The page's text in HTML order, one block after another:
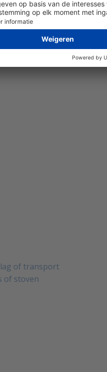
ruimtecondities voor
waarborgt by
uitgifteautomaat
of transport
of stoven